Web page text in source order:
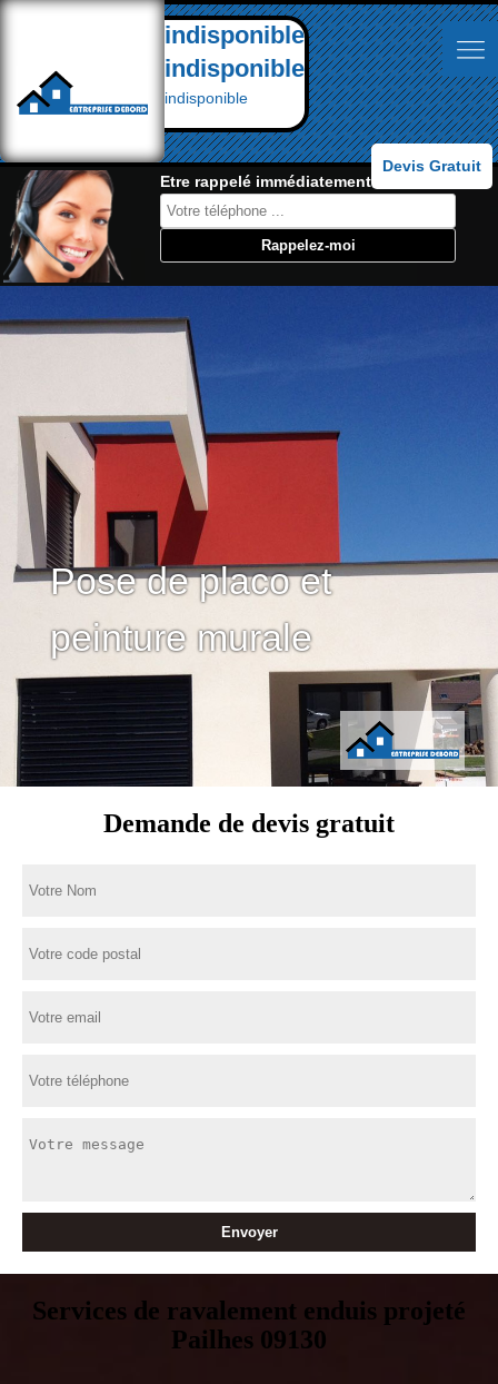
indisponible
indisponible
indisponible
Devis Gratuit
Etre rappelé immédiatement:
Pose de placo et
peinture murale
Demande de devis gratuit
Services de ravalement enduis projeté
Pailhes 09130